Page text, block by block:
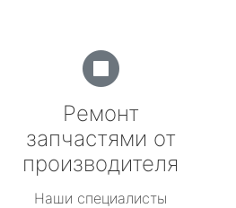
Ремонт
запчастями от
производителя
Наши специалисты